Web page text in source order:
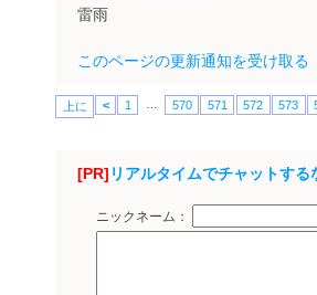
雷雨
このページの更新通知を受け取る
上に < 1 570 571 572 573
[PR] リアルタイムでチャットす
ニックネーム：